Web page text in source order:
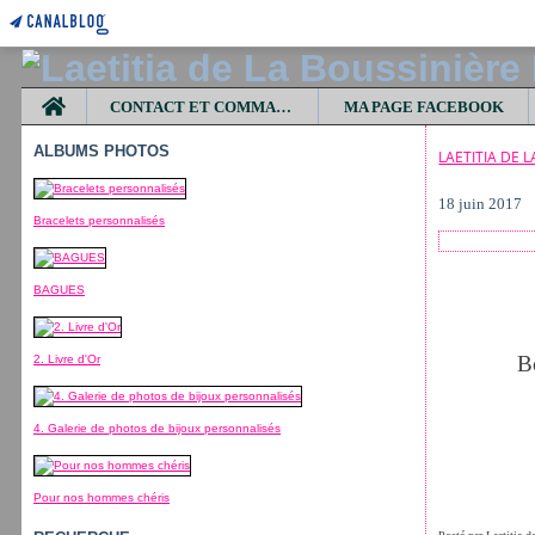
Home
CONTACT ET COMMANDES MA PAGE FACEBOOK
ALBUMS PHOTOS
Bracelets personnalisés
BAGUES
2. Livre d'Or
4. Galerie de photos de bijoux personnalisés
Pour nos hommes chéris
LAETITIA DE
18 juin 2017